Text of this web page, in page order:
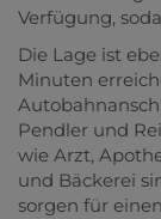
Verfügung,
Die Lage ist
Minuten
Pendler und
wie Arzt,
und Bäckerei
sorgen für